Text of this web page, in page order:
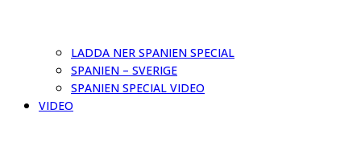
LADDA NER SPANIEN SPECIAL
SPANIEN – SVERIGE
SPANIEN SPECIAL VIDEO
VIDEO